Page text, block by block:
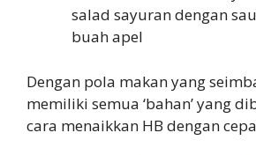
salad sayuran dengan
buah apel
Dengan pola makan yang
memiliki semua ‘bahan’ yang
cara menaikkan HB dengan